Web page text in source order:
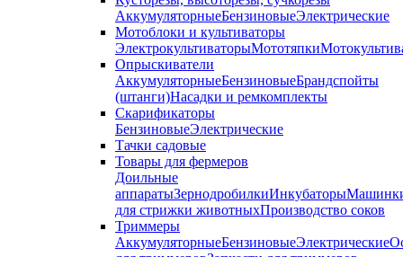
АккумуляторныеБензиновыеЭлектрические
Мотоблоки и культиваторы
ЭлектрокультиваторыМототяпки
Опрыскиватели
АккумуляторныеБензиновыеБрандспойты
(штанги)Насадки и ремкомплекты
Скарификаторы
БензиновыеЭлектрические
Тачки садовые
Товары для фермеров
Доильные
аппаратыЗернодробилкиИнкубаторы
для стрижки животныхПроизводство соков
Триммеры
АккумуляторныеБензиновыеЭлектрические